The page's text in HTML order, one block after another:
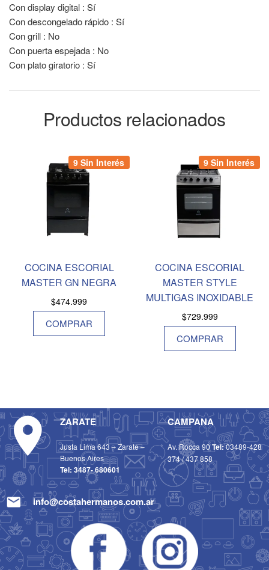
Con display digital : Sí
Con descongelado rápido : Sí
Con grill : No
Con puerta espejada : No
Con plato giratorio : Sí
Productos relacionados
9 Sin Interés
COCINA ESCORIAL
MASTER GN NEGRA
$474.999
COMPRAR
9 Sin Interés
COCINA ESCORIAL
MASTER STYLE
MULTIGAS INOXIDABLE
$729.999
COMPRAR
ZARATE
Justa Lima 643 – Zarate –
Buenos Aires
Tel: 3487- 680601
CAMPANA
Av. Rocca 90Tel:03489-428
374/437 858
info@costahermanos.com.ar